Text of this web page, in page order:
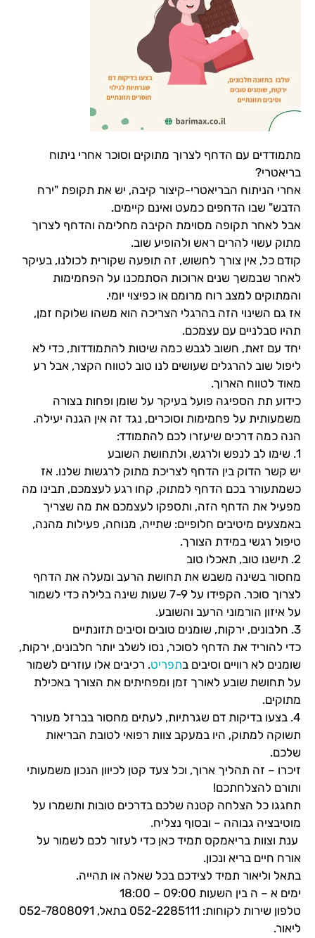
מתמודדים עם הדחף לצרוך מתוקים וסוכר אחרי ניתוח
בריאטרי?
אחרי הניתוח הבריאטרי-קיצור קיבה, יש את תקופת "ירח
הדבש" שבו הדחפים כמעט ואינם קיימים.
אבל לאחר תקופה מסוימת הקיבה מחלימה והדחף לצרוך
מתוק עשוי להרים ראש ולהופיע שוב.
קודם כל, אין צורך לחשוש, זה תופעה שקורית לכולנו, בעיקר
לאחר שבמשך שנים ארוכות הסתמכנו על הפחמימות
והמתוקים למצב רוח מרומם או כפיצוי יומי.
אז גם השינוי הזה בהרגלי הצריכה הוא משהו שלוקח זמן,
תהיו סבלניים עם עצמכם.
יחד עם זאת, חשוב לגבש כמה שיטות להתמודדות, כדי לא
ליפול שוב להרגלים שעושים לנו טוב לטווח הקצר, אבל רע
מאוד לטווח הארוך.
כידוע תת הספיגה פועל בעיקר על שומן ופחות בצורה
משמעותית על פחמימות וסוכרים, נגד זה אין הגנה יעילה.
הנה כמה דרכים שיעזרו לכם להתמודד:
1. שימו לב לנפש ולרגש, ולתחושת השובע
יש קשר הדוק בין הדחף לצריכת מתוק לרגשות שלנו. אז
כשמתעורר בכם הדחף למתוק, קחו רגע לעצמכם, תבינו מה
מפעיל את הדחף הזה, ותספקו לעצמכם את מה שצריך
באמצעים מיטיבים חלופיים: שתייה, מנוחה, פעילות מהנה,
טיפול רגשי במידת הצורך.
2. תישנו טוב, תאכלו טוב
מחסור בשינה משבש את תחושת הרעב ומעלה את הדחף
לצרוך סוכר. הקפידו על 7-9 שעות שינה בלילה כדי לשמור
על איזון הורמוני הרעב והשובע.
3. חלבונים, ירקות, שומנים טובים וסיבים תזונתיים
כדי להוריד את הדחף לסוכר, נסו לשלב יותר חלבונים, ירקות,
שומנים לא רוויים וסיבים בתפריט. רכיבים אלו עוזרים לשמור
על תחושת שובע לאורך זמן ומפחיתים את הצורך באכילת
מתוקים.
4. בצעו בדיקות דם שגרתיות, לעתים מחסור בברזל מעורר
תשוקה למתוק, היו במעקב צוות רפואי לטובת הבריאות
שלכם.
זיכרו – זה תהליך ארוך, וכל צעד קטן לכיוון הנכון משמעותי
ותורם להצלחתכם!
תחגגו כל הצלחה קטנה שלכם בדרכים טובות ותשמרו על
מוטיבציה גבוהה – ובסוף נצליח.
ענת וצוות בריאמקס תמיד כאן כדי לעזור לכם לשמור על
אורח חיים בריא ונכון.
בתאל וליאור תמיד לצידכם בכל שאלה או תהייה.
ימים א – ה בין השעות 09:00 – 18:00
טלפון שירות לקוחות: 052-2285111 בתאל, 052-7808091
ליאור.